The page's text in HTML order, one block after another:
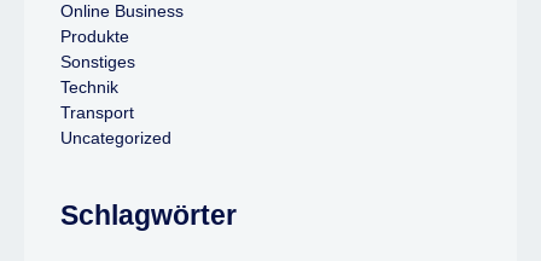
Online Business
Produkte
Sonstiges
Technik
Transport
Uncategorized
Schlagwörter